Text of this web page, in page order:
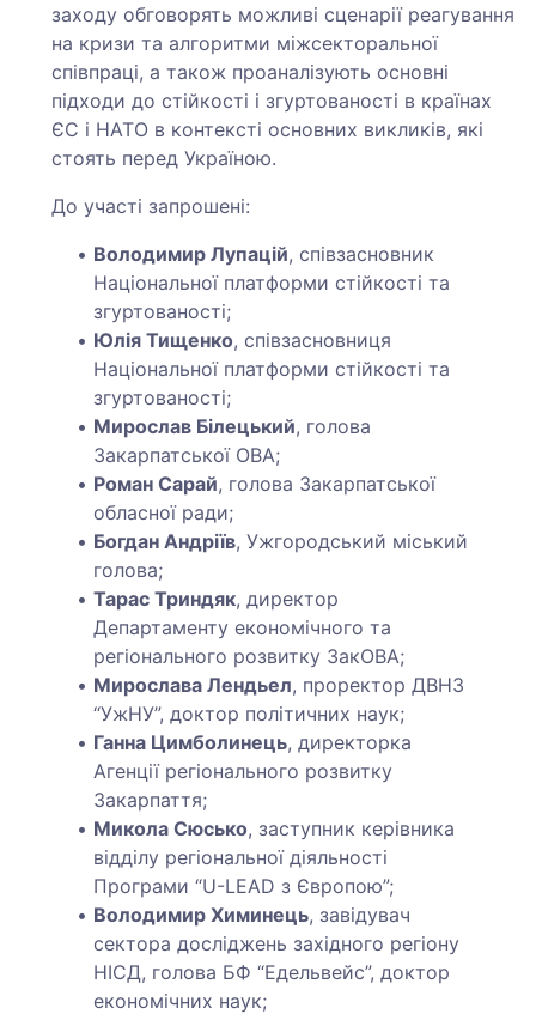
заходу обговорять можливі сценарії реагування
на кризи та алгоритми міжсекторальної
співпраці, а також проаналізують основні
підходи до стійкості і згуртованості в країнах
ЄС і НАТО в контексті основних викликів, які
стоять перед Україною.
До участі запрошені:
Володимир Лупацій, співзасновник
Національної платформи стійкості та
згуртованості;
Юлія Тищенко, співзасновниця
Національної платформи стійкості та
згуртованості;
Мирослав Білецький, голова
Закарпатської ОВА;
Роман Сарай, голова Закарпатської
обласної ради;
Богдан Андріїв, Ужгородський міський
голова;
Тарас Триндяк, директор
Департаменту економічного та
регіонального розвитку ЗакОВА;
Мирослава Лендьел, проректор ДВНЗ
“УжНУ”, доктор політичних наук;
Ганна Цимболинець, директорка
Агенції регіонального розвитку
Закарпаття;
Микола Сюсько, заступник керівника
відділу регіональної діяльності
Програми “U-LEAD з Європою”;
Володимир Химинець, завідувач
сектора досліджень західного регіону
НІСД, голова БФ “Едельвейс”, доктор
економічних наук;